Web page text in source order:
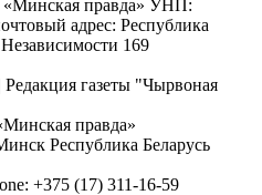
«Минская правда» УНП:
адрес: Республика
169
газеты "Чырвоная
правда»
Республика Беларусь
+375 (17) 311-16-59